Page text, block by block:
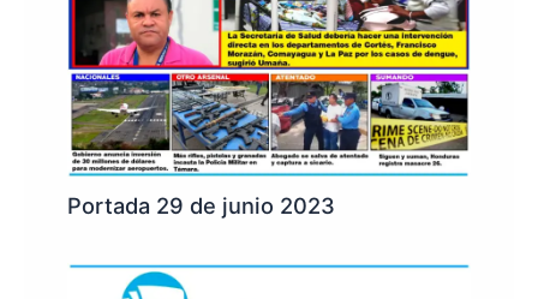
Portada 29 de junio 2023